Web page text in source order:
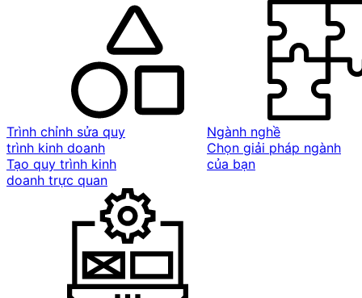
Trình chỉnh sửa quy
trình kinh doanh
Tạo quy trình kinh
doanh trực quan
Ngành nghề
Chọn giải pháp ngành
của bạn